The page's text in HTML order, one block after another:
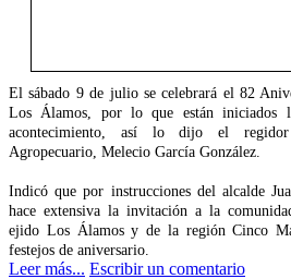
El sábado 9 de julio se celebrará el 82
Los Álamos, por lo que están iniciados
acontecimiento, así lo dijo el regidor
Agropecuario, Melecio García González.
Indicó que por instrucciones del alcalde
hace extensiva la invitación a la
ejido Los Álamos y de la región Cinco
festejos de aniversario.
Leer más... Escribir un comentario